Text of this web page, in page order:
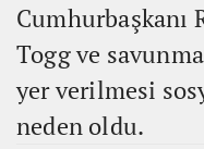
Cumhurbaşkanı
Togg ve
yer verilmesi
neden oldu.